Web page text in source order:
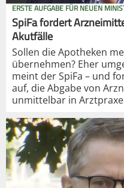
ERSTE AUFGABE FÜR NEUEN
SpiFa fordert
Akutfälle
Sollen die Apotheken
übernehmen? Eher
meint der SpiFa – und
auf, die Abgabe von
unmittelbar in